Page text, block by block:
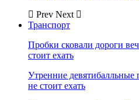
Prev Next
Транспорт
Пробки сковали дороги
стоит ехать
Утренние девятибалльные
не стоит ехать